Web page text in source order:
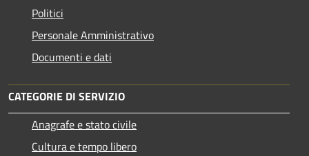
Politici
Personale Amministrativo
Documenti e dati
CATEGORIE DI SERVIZIO
Anagrafe e stato civile
Cultura e tempo libero